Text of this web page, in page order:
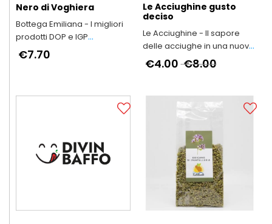
Nero di Voghiera
Bottega Emiliana - I migliori
prodotti DOP e IGP
dell'Emilia-Romagna
€7.70
Le Acciughine gusto
deciso
Le Acciughine - Il sapore
delle acciughe in una nuova
forma
€8.00
€4.00